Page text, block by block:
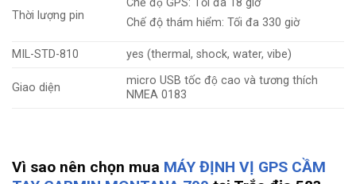
Thời lượng pin
Chế độ thám hiểm: Tối đa 330 giờ
MIL-STD-810 yes (thermal, shock, water, vibe)
Giao diện
micro USB tốc độ cao và tương thích
NMEA 0183
Vì sao nên chọn mua MÁY ĐỊNH VỊ GPS CẦM